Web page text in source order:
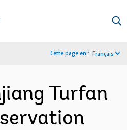
Cette page en : Français
Turfan